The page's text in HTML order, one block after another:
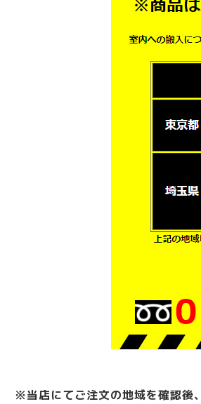
※当店にてご注文の地域を確認後